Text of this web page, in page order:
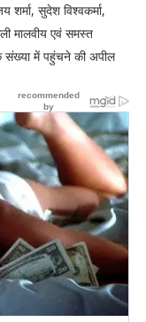
शर्मा, सुदेश विश्वकर्मा,
मालवीय एवं समस्त
संख्या में पहुंचने की अपील